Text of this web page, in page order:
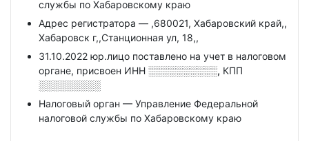
службы по Хабаровскому краю
Адрес регистратора — ,680021, Хабаровский край,,
Хабаровск г,,Станционная ул, 18,,
31.10.2022 юр.лицо поставлено на учет в налоговом
органе, присвоен ИНН ░░░░░░░░░░, КПП
░░░░░░░░░
Налоговый орган — Управление Федеральной
налоговой службы по Хабаровскому краю